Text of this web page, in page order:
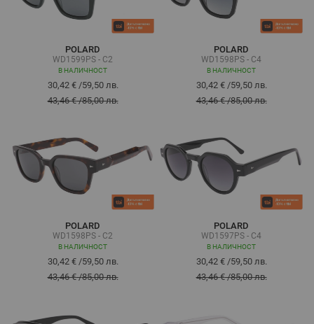
POLARD
WD1599PS - C2
В НАЛИЧНОСТ
30,42 €/59,50 лв.
43,46 €/85,00 лв.
POLARD
WD1598PS - C4
В НАЛИЧНОСТ
30,42 €/59,50 лв.
43,46 €/85,00 лв.
POLARD
WD1598PS - C2
В НАЛИЧНОСТ
30,42 €/59,50 лв.
43,46 €/85,00 лв.
POLARD
WD1597PS - C4
В НАЛИЧНОСТ
30,42 €/59,50 лв.
43,46 €/85,00 лв.